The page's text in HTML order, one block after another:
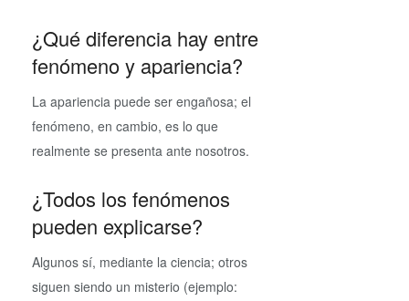
¿Qué diferencia hay entre
fenómeno y apariencia?
La apariencia puede ser engañosa; el
fenómeno, en cambio, es lo que
realmente se presenta ante nosotros.
¿Todos los fenómenos
pueden explicarse?
Algunos sí, mediante la ciencia; otros
siguen siendo un misterio (ejemplo: